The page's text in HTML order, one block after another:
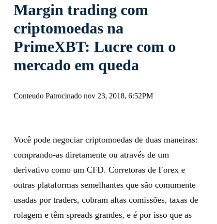
Margin trading com
criptomoedas na
PrimeXBT: Lucre com o
mercado em queda
Conteudo Patrocinado nov 23, 2018, 6:52PM
Você pode negociar criptomoedas de duas maneiras:
comprando-as diretamente ou através de um
derivativo como um CFD. Corretoras de Forex e
outras plataformas semelhantes que são comumente
usadas por traders, cobram altas comissões, taxas de
rolagem e têm spreads grandes, e é por isso que as